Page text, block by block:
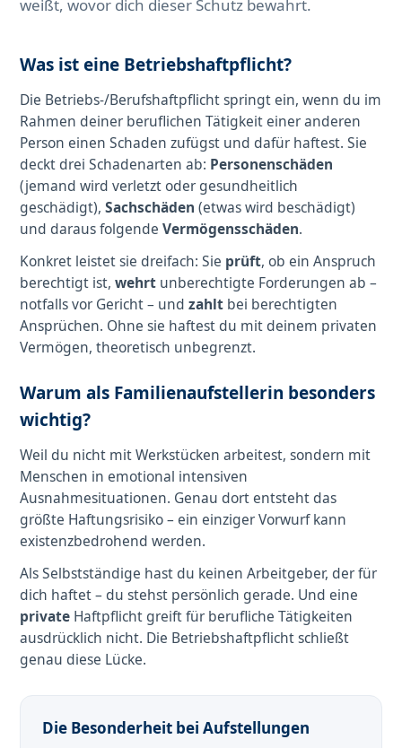
weißt, wovor dich dieser Schutz bewahrt.
Was ist eine Betriebshaftpflicht?
Die Betriebs-/Berufshaftpflicht springt ein, wenn du im
Rahmen deiner beruflichen Tätigkeit einer anderen
Person einen Schaden zufügst und dafür haftest. Sie
deckt drei Schadenarten ab: Personenschäden
(jemand wird verletzt oder gesundheitlich
geschädigt), Sachschäden (etwas wird beschädigt)
und daraus folgende Vermögensschäden.
Konkret leistet sie dreifach: Sie prüft, ob ein Anspruch
berechtigt ist, wehrt unberechtigte Forderungen ab –
notfalls vor Gericht – und zahlt bei berechtigten
Ansprüchen. Ohne sie haftest du mit deinem privaten
Vermögen, theoretisch unbegrenzt.
Warum als Familienaufstellerin besonders
wichtig?
Weil du nicht mit Werkstücken arbeitest, sondern mit
Menschen in emotional intensiven
Ausnahmesituationen. Genau dort entsteht das
größte Haftungsrisiko – ein einziger Vorwurf kann
existenzbedrohend werden.
Als Selbstständige hast du keinen Arbeitgeber, der für
dich haftet – du stehst persönlich gerade. Und eine
private Haftpflicht greift für berufliche Tätigkeiten
ausdrücklich nicht. Die Betriebshaftpflicht schließt
genau diese Lücke.
Die Besonderheit bei Aufstellungen